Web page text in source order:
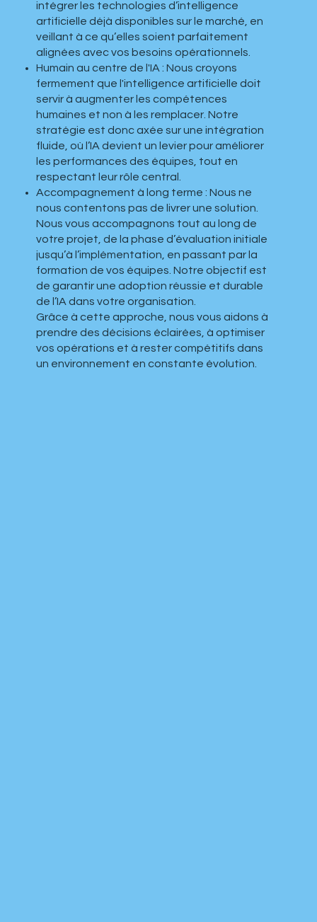
intégrer les technologies d’intelligence
artificielle déjà disponibles sur le marché, en
veillant à ce qu’elles soient parfaitement
alignées avec vos besoins opérationnels.
Humain au centre de l'IA : Nous croyons
fermement que l'intelligence artificielle doit
servir à augmenter les compétences
humaines et non à les remplacer. Notre
stratégie est donc axée sur une intégration
fluide, où l’IA devient un levier pour améliorer
les performances des équipes, tout en
respectant leur rôle central.
Accompagnement à long terme : Nous ne
nous contentons pas de livrer une solution.
Nous vous accompagnons tout au long de
votre projet, de la phase d’évaluation initiale
jusqu’à l’implémentation, en passant par la
formation de vos équipes. Notre objectif est
de garantir une adoption réussie et durable
de l’IA dans votre organisation.
Grâce à cette approche, nous vous aidons à
prendre des décisions éclairées, à optimiser
vos opérations et à rester compétitifs dans
un environnement en constante évolution.